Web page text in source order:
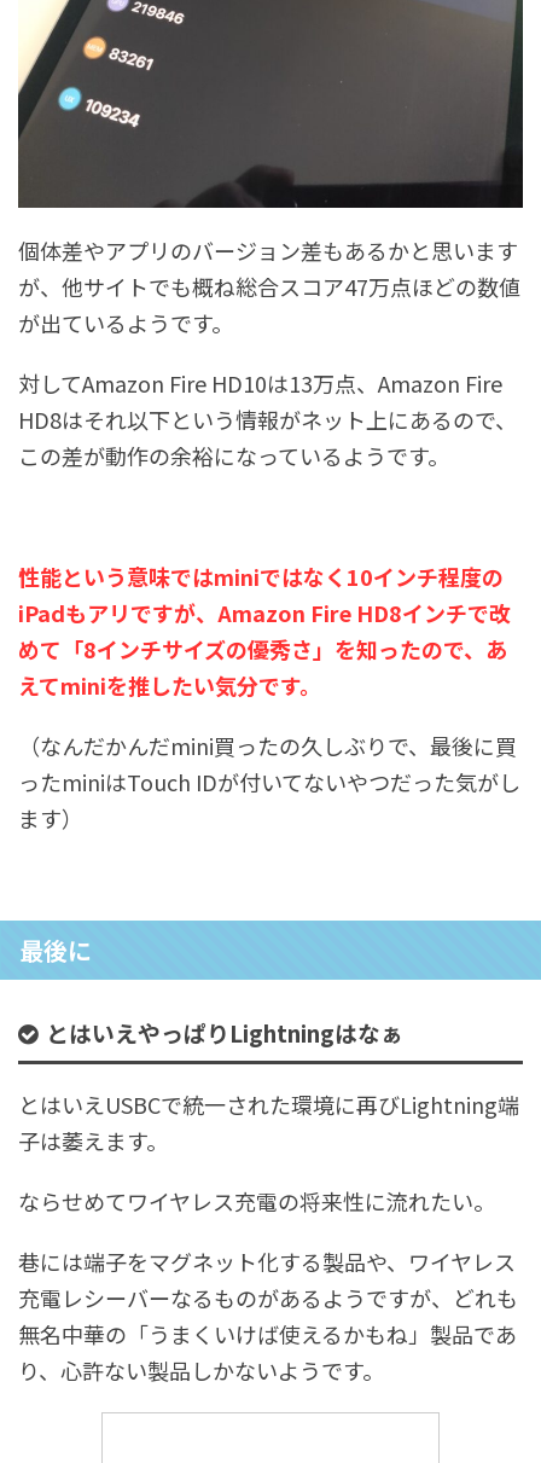
個体差やアプリのバージョン差もあるかと思います
が、他サイトでも概ね総合スコア47万点ほどの数値
が出ているようです。
対してAmazon Fire HD10は13万点、Amazon Fire
HD8はそれ以下という情報がネット上にあるので、
この差が動作の余裕になっているようです。
性能という意味ではminiではなく10インチ程度の
iPadもアリですが、Amazon Fire HD8インチで改
めて「8インチサイズの優秀さ」を知ったので、あ
えてminiを推したい気分です。
（なんだかんだmini買ったの久しぶりで、最後に買
ったminiはTouch IDが付いてないやつだった気がし
ます）
最後に
とはいえやっぱりLightningはなぁ
とはいえUSBCで統一された環境に再びLightning端
子は萎えます。
ならせめてワイヤレス充電の将来性に流れたい。
巷には端子をマグネット化する製品や、ワイヤレス
充電レシーバーなるものがあるようですが、どれも
無名中華の「うまくいけば使えるかもね」製品であ
り、心許ない製品しかないようです。